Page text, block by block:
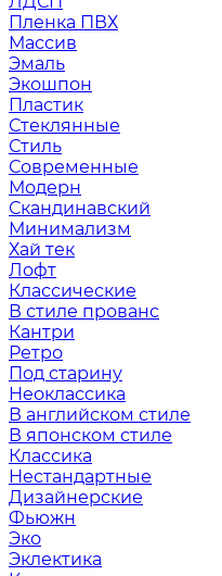
Пленка ПВХ
Массив
Эмаль
Экошпон
Пластик
Стеклянные
Стиль
Современные
Модерн
Скандинавский
Минимализм
Хай тек
Лофт
Классические
В стиле прованс
Кантри
Ретро
Под старину
Неоклассика
В английском стиле
В японском стиле
Классика
Нестандартные
Дизайнерские
Фьюжн
Эко
Эклектика